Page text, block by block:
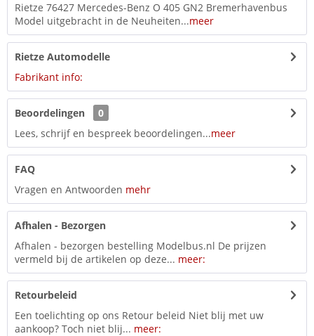
Rietze 76427 Mercedes-Benz O 405 GN2 Bremerhavenbus
Model uitgebracht in de Neuheiten...meer
Rietze Automodelle
Fabrikant info:
Beoordelingen
0
Lees, schrijf en bespreek beoordelingen...meer
FAQ
Vragen en Antwoorden mehr
Afhalen - Bezorgen
Afhalen - bezorgen bestelling Modelbus.nl De prijzen
vermeld bij de artikelen op deze... meer:
Retourbeleid
Een toelichting op ons Retour beleid Niet blij met uw
aankoop? Toch niet blij... meer: